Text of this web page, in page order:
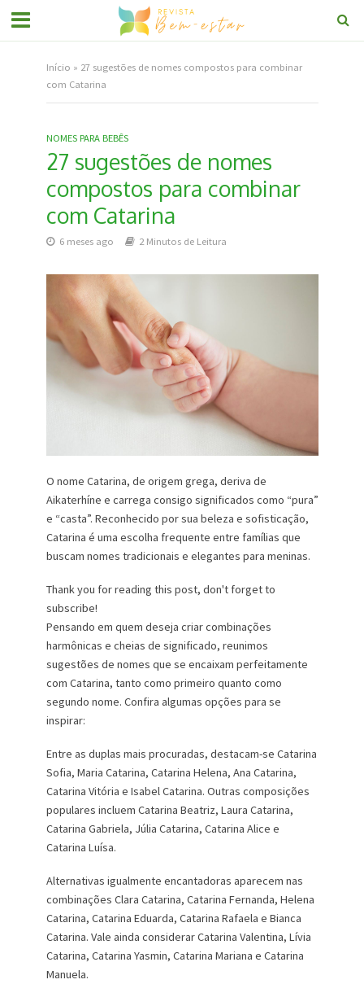
Início » 27 sugestões de nomes compostos para combinar
com Catarina
NOMES PARA BEBÊS
27 sugestões de nomes
compostos para combinar
com Catarina
6 meses ago 2 Minutos de Leitura
O nome Catarina, de origem grega, deriva de
Aikaterhíne e carrega consigo significados como “pura”
e “casta”. Reconhecido por sua beleza e sofisticação,
Catarina é uma escolha frequente entre famílias que
buscam nomes tradicionais e elegantes para meninas.
Thank you for reading this post, don't forget to
subscribe!
Pensando em quem deseja criar combinações
harmônicas e cheias de significado, reunimos
sugestões de nomes que se encaixam perfeitamente
com Catarina, tanto como primeiro quanto como
segundo nome. Confira algumas opções para se
inspirar:
Entre as duplas mais procuradas, destacam-se Catarina
Sofia, Maria Catarina, Catarina Helena, Ana Catarina,
Catarina Vitória e Isabel Catarina. Outras composições
populares incluem Catarina Beatriz, Laura Catarina,
Catarina Gabriela, Júlia Catarina, Catarina Alice e
Catarina Luísa.
Alternativas igualmente encantadoras aparecem nas
combinações Clara Catarina, Catarina Fernanda, Helena
Catarina, Catarina Eduarda, Catarina Rafaela e Bianca
Catarina. Vale ainda considerar Catarina Valentina, Lívia
Catarina, Catarina Yasmin, Catarina Mariana e Catarina
Manuela.